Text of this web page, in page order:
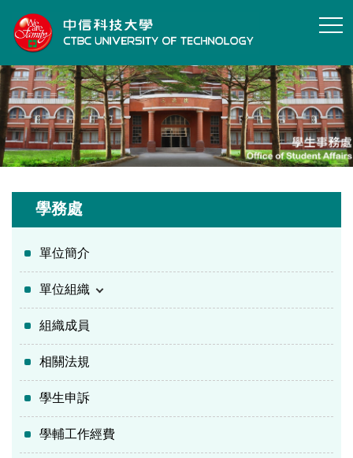
到
主
要
內
容
區
學務處
單位簡介
單位組織
組織成員
相關法規
學生申訴
學輔工作經費